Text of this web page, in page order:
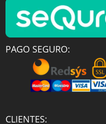
PAGO SEGURO:
CLIENTES: